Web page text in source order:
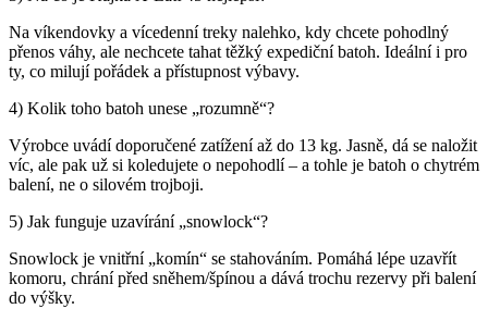
Na víkendovky a vícedenní treky nalehko, kdy chcete pohodlný
přenos váhy, ale nechcete tahat těžký expediční batoh. Ideální i pro
ty, co milují pořádek a přístupnost výbavy.
4) Kolik toho batoh unese „rozumně“?
Výrobce uvádí doporučené zatížení až do 13 kg. Jasně, dá se naložit
víc, ale pak už si koledujete o nepohodlí – a tohle je batoh o chytrém
balení, ne o silovém trojboji.
5) Jak funguje uzavírání „snowlock“?
Snowlock je vnitřní „komín“ se stahováním. Pomáhá lépe uzavřít
komoru, chrání před sněhem/špínou a dává trochu rezervy při balení
do výšky.